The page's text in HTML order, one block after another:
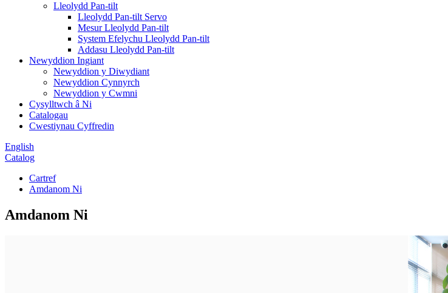
Lleolydd Pan-tilt
Lleolydd Pan-tilt Servo
Mesur Lleolydd Pan-tilt
System Efelychu Lleolydd Pan-tilt
Addasu Lleolydd Pan-tilt
Newyddion Ingiant
Newyddion y Diwydiant
Newyddion Cynnyrch
Newyddion y Cwmni
Cysylltwch â Ni
Catalogau
Cwestiynau Cyffredin
English
Catalog
Cartref
Amdanom Ni
Amdanom Ni